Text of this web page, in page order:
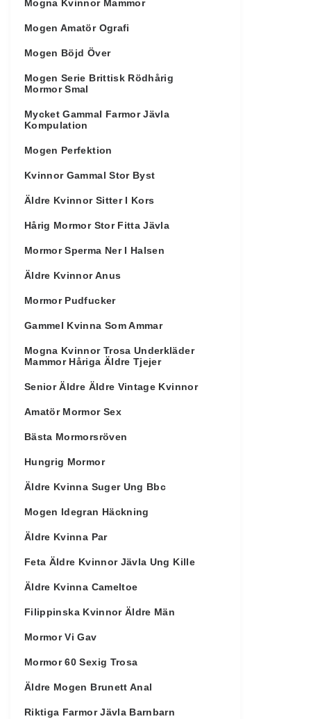
Mogna Kvinnor Mammor
Mogen Amatör Ografi
Mogen Böjd Över
Mogen Serie Brittisk Rödhårig
Mormor Smal
Mycket Gammal Farmor Jävla
Kompulation
Mogen Perfektion
Kvinnor Gammal Stor Byst
Äldre Kvinnor Sitter I Kors
Hårig Mormor Stor Fitta Jävla
Mormor Sperma Ner I Halsen
Äldre Kvinnor Anus
Mormor Pudfucker
Gammel Kvinna Som Ammar
Mogna Kvinnor Trosa Underkläder
Mammor Håriga Äldre Tjejer
Senior Äldre Äldre Vintage Kvinnor
Amatör Mormor Sex
Bästa Mormorsröven
Hungrig Mormor
Äldre Kvinna Suger Ung Bbc
Mogen Idegran Häckning
Äldre Kvinna Par
Feta Äldre Kvinnor Jävla Ung Kille
Äldre Kvinna Cameltoe
Filippinska Kvinnor Äldre Män
Mormor Vi Gav
Mormor 60 Sexig Trosa
Äldre Mogen Brunett Anal
Riktiga Farmor Jävla Barnbarn